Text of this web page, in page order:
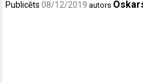
Publicēts08/12/2019 autors